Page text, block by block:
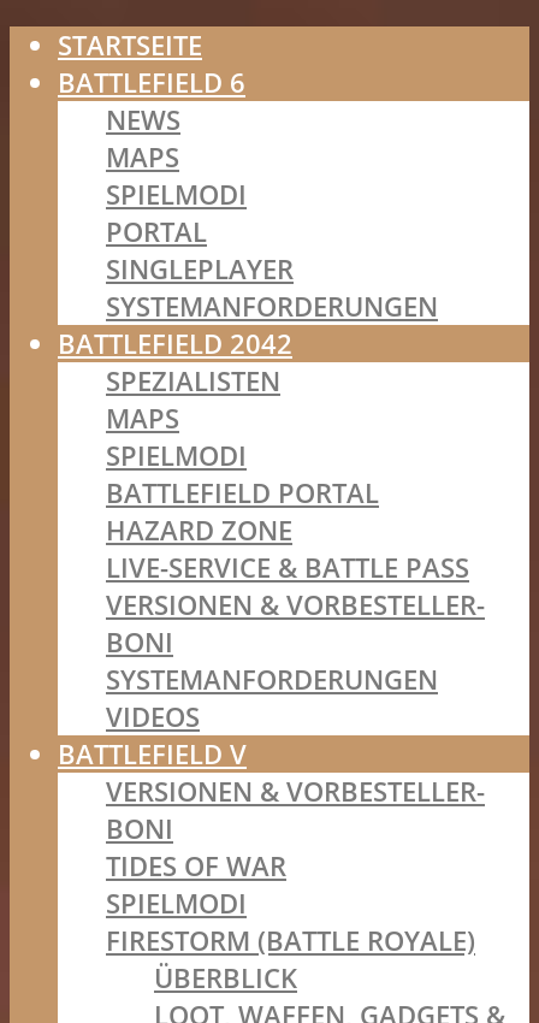
STARTSEITE
BATTLEFIELD 6
NEWS
MAPS
SPIELMODI
PORTAL
SINGLEPLAYER
SYSTEMANFORDERUNGEN
BATTLEFIELD 2042
SPEZIALISTEN
MAPS
SPIELMODI
BATTLEFIELD PORTAL
HAZARD ZONE
LIVE-SERVICE & BATTLE PASS
VERSIONEN & VORBESTELLER-
BONI
SYSTEMANFORDERUNGEN
VIDEOS
BATTLEFIELD V
VERSIONEN & VORBESTELLER-
BONI
TIDES OF WAR
SPIELMODI
FIRESTORM (BATTLE ROYALE)
ÜBERBLICK